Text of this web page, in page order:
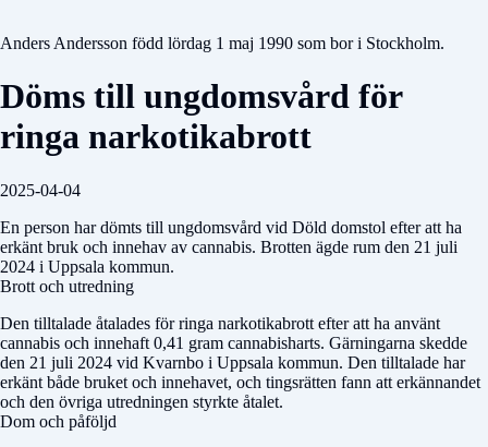
Anders Andersson född lördag 1 maj 1990 som bor i Stockholm.
Döms till ungdomsvård för
ringa narkotikabrott
2025-04-04
En person har dömts till ungdomsvård vid Döld domstol efter att ha
erkänt bruk och innehav av cannabis. Brotten ägde rum den 21 juli
2024 i Uppsala kommun.
Brott och utredning
Den tilltalade åtalades för ringa narkotikabrott efter att ha använt
cannabis och innehaft 0,41 gram cannabisharts. Gärningarna skedde
den 21 juli 2024 vid Kvarnbo i Uppsala kommun. Den tilltalade har
erkänt både bruket och innehavet, och tingsrätten fann att erkännandet
och den övriga utredningen styrkte åtalet.
Dom och påföljd